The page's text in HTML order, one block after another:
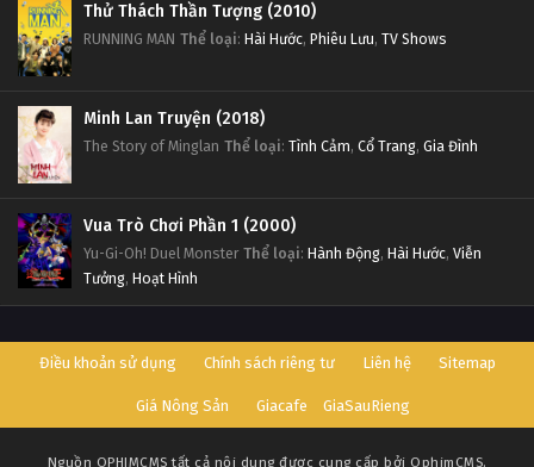
Thử Thách Thần Tượng (2010)
RUNNING MAN Thể loại: Hài Hước, Phiêu Lưu, TV Shows
Minh Lan Truyện (2018)
The Story of Minglan Thể loại: Tình Cảm, Cổ Trang, Gia Đình
Vua Trò Chơi Phần 1 (2000)
Yu-Gi-Oh! Duel Monster Thể loại: Hành Động, Hài Hước, Viễn
Tưởng, Hoạt Hình
Điều khoản sử dụng Chính sách riêng tư Liên hệ Sitemap
Giá Nông Sản Giacafe GiaSauRieng
Nguồn OPHIMCMS tất cả nội dung được cung cấp bởi OphimCMS.